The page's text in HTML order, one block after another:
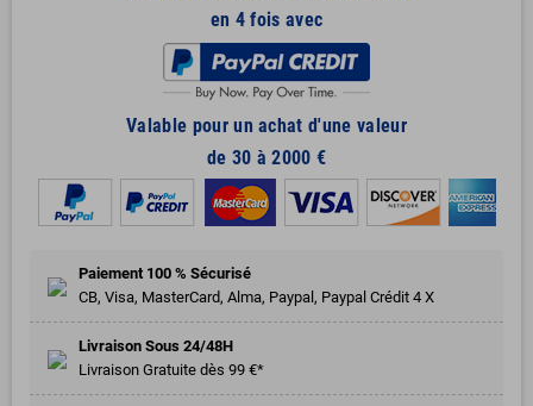
en 4 fois avec
Valable pour un achat d'une valeur
de 30 à 2000 €
Paiement 100 % Sécurisé
CB, Visa, MasterCard, Alma, Paypal, Paypal Crédit 4 X
Livraison Sous 24/48H
Livraison Gratuite dès 99 €*